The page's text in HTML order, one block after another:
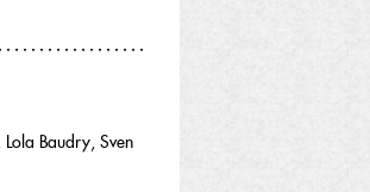
Baudry, Sven